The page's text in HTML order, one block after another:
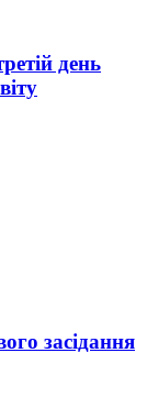
день
засідання